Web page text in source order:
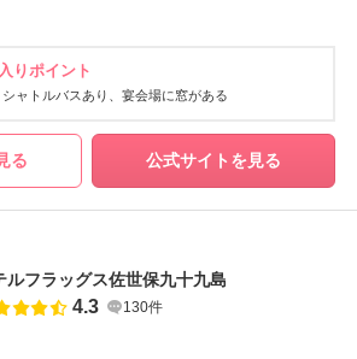
りポイント
シャトルバスあり 宴会場に窓がある
る 公式サイトを見る
ルフラッグス佐世保九十九島
4.3 130件